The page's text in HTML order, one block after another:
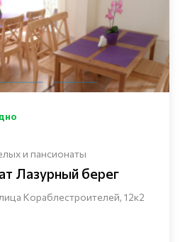
и пансионаты
Лазурный берег
Кораблестроителей, 12к2